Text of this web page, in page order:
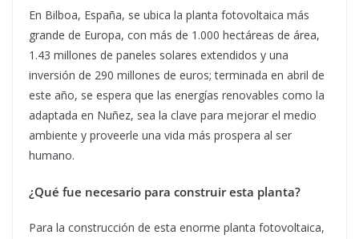
En Bilboa, España, se ubica la planta fotovoltaica más
grande de Europa, con más de 1.000 hectáreas de área,
1.43 millones de paneles solares extendidos y una
inversión de 290 millones de euros; terminada en abril de
este año, se espera que las energías renovables como la
adaptada en Nuñez, sea la clave para mejorar el medio
ambiente y proveerle una vida más prospera al ser
humano.
¿Qué fue necesario para construir esta planta?
Para la construcción de esta enorme planta fotovoltaica,